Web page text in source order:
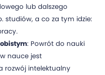
lub dalszego
studiów, a co za tym idzie:
: Powrót do nauki
nauce jest
rozwój intelektualny